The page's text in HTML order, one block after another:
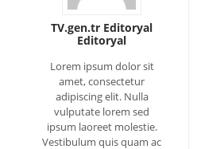
TV.gen.tr Editoryal
Editoryal
Lorem ipsum dolor sit
amet, consectetur
adipiscing elit. Nulla
vulputate lorem sed
ipsum laoreet molestie.
Vestibulum quis quam ac